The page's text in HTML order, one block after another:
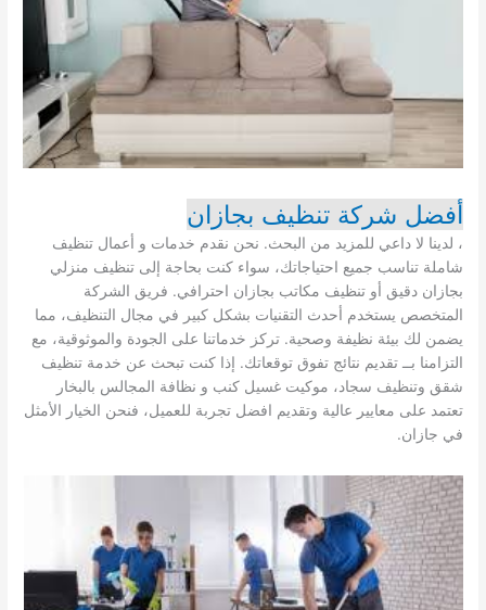
أفضل شركة تنظيف بجازان
، لدينا لا داعي للمزيد من البحث. نحن نقدم خدمات و أعمال تنظيف
شاملة تناسب جميع احتياجاتك، سواء كنت بحاجة إلى تنظيف منزلي
بجازان دقيق أو تنظيف مكاتب بجازان احترافي. فريق الشركة
المتخصص يستخدم أحدث التقنيات بشكل كبير في مجال التنظيف، مما
يضمن لك بيئة نظيفة وصحية. تركز خدماتنا على الجودة والموثوقية، مع
التزامنا بــ تقديم نتائج تفوق توقعاتك. إذا كنت تبحث عن خدمة تنظيف
شقق وتنظيف سجاد، موكيت غسيل كنب و نظافة المجالس بالبخار
تعتمد على معايير عالية وتقديم افضل تجربة للعميل، فنحن الخيار الأمثل
في جازان.